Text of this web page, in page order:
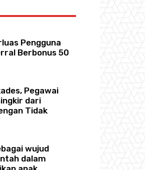
Pengguna
Berbonus 50
Pegawai
dari
Tidak
wujud
dalam